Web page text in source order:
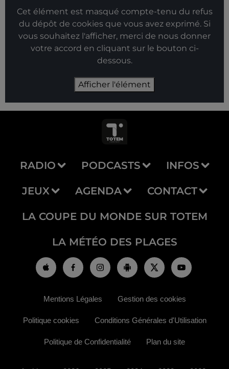
Cet élément est masqué compte-tenu du refus
du dépôt de cookies que vous avez exprimé. Si
vous souhaitez l'afficher, merci de nous donner
votre accord en cliquant sur le bouton ci-
dessous.
Afficher l'élément
RADIO PODCASTS INFOS
JEUX AGENDA CONTACT
LA COUPE DU MONDE SUR TOTEM
LA MÉTÉO DES PLAGES
Mentions Légales Gestion des cookies
Politique cookies Conditions Générales d'Utilisation
Politique de Confidentialité Plan du site